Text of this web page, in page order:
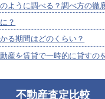
ように調べる？調べ方の徹
？
る期間はどのくらい？
産を賃貸で一時的に貸すの
不動産査定比較